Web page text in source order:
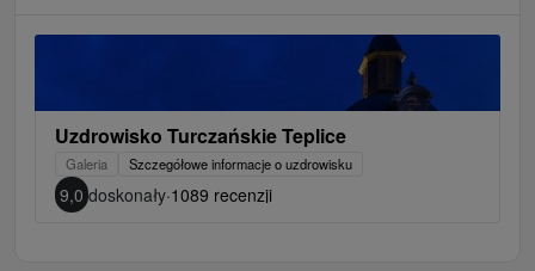
Uzdrowisko Turczańskie Teplice
Galeria Szczegółowe informacje o uzdrowisku
9,0 doskonały·1089 recenzji